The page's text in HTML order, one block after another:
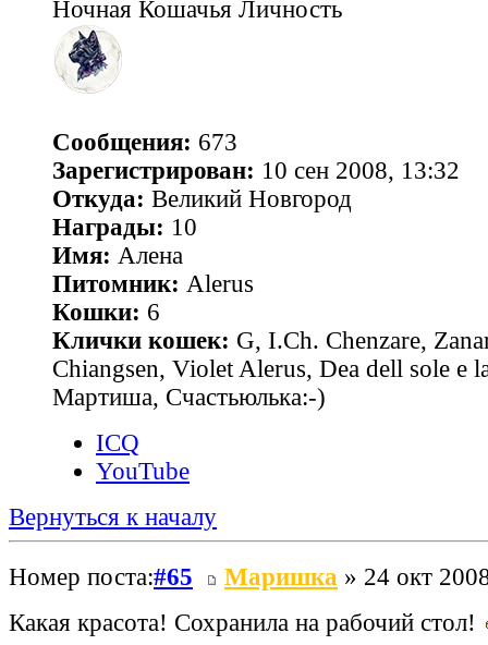
Ночная Кошачья Личность
Сообщения: 673
Зарегистрирован: 10 сен 2008, 13:32
Откуда: Великий Новгород
Награды: 10
Имя: Алена
Питомник: Alerus
Кошки: 6
Клички кошек: G, I.Ch. Chenzare,
Chiangsen, Violet Alerus, Dea dell sole e
Мартиша, Счастьюлька:-)
ICQ
YouTube
Вернуться к началу
Номер поста:#65 Маришка » 24 окт
Какая красота! Сохранила на рабочий стол!